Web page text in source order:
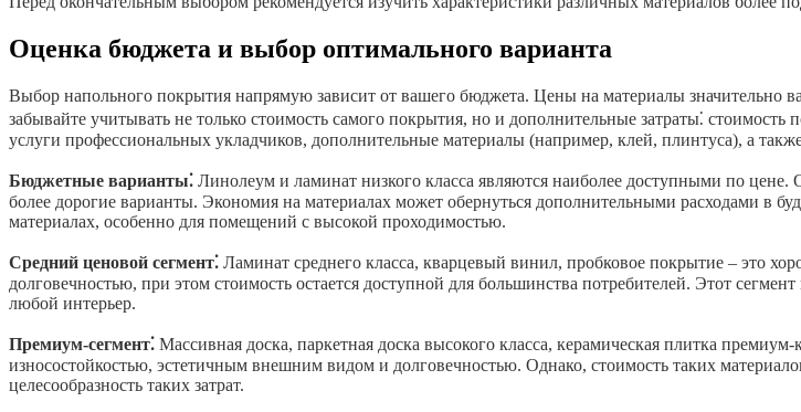
Оценка бюджета и выбор оптимального варианта
Выбор напольного покрытия напрямую зависит от вашего бюджета. Цены на материалы значительно
забывайте учитывать не только стоимость самого покрытия, но и дополнительные затраты⁚
услуги профессиональных укладчиков, дополнительные материалы (например, клей, плинтуса), а
Бюджетные варианты⁚ Линолеум и ламинат низкого класса являются наиболее доступными по
более дорогие варианты. Экономия на материалах может обернуться дополнительными расходами в
материалах, особенно для помещений с высокой проходимостью.
Средний ценовой сегмент⁚ Ламинат среднего класса, кварцевый винил, пробковое покрытие – это
долговечностью, при этом стоимость остается доступной для большинства потребителей. Этот
любой интерьер.
Премиум-сегмент⁚ Массивная доска, паркетная доска высокого класса, керамическая плитка
износостойкостью, эстетичным внешним видом и долговечностью. Однако, стоимость таких
целесообразность таких затрат.